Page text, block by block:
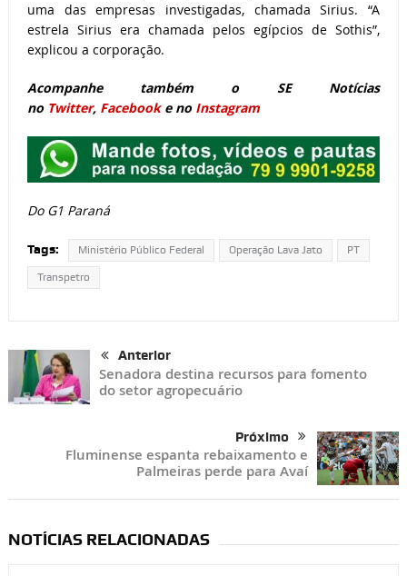
uma das empresas investigadas, chamada Sirius. “A
estrela Sirius era chamada pelos egípcios de Sothis”,
explicou a corporação.
Acompanhe também o SE Notícias
no Twitter, Facebooke no Instagram
Do G1 Paraná
Tags: Ministério Público Federal Operação Lava Jato PT
Transpetro
Anterior
Senadora destina recursos para fomento
do setor agropecuário
Próximo
Fluminense espanta rebaixamento e
Palmeiras perde para Avaí
NOTÍCIAS RELACIONADAS